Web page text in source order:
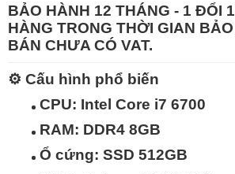
BẢO HÀNH 12 THÁNG - 1 ĐỔI
HÀNG TRONG THỜI GIAN
BÁN CHƯA CÓ VAT.
⚙️ Cấu hình phổ biến
CPU: Intel Core i7 6700
RAM: DDR4 8GB
Ổ cứng: SSD 512GB